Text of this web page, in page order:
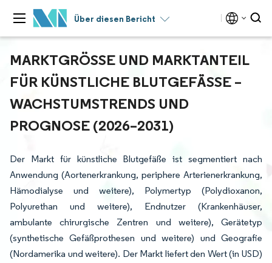
Über diesen Bericht
MARKTGRÖSSE UND MARKTANTEIL F
ÜR KÜNSTLICHE BLUTGEFÄSSE – WA
CHSTUMSTRENDS UND PR
OGNOSE (2026–2031)
Der Markt für künstliche Blutgefäße ist segmentiert nach
Anwendung (Aortenerkrankung, periphere Arterienerkrankung,
Hämodialyse und weitere), Polymertyp (Polydioxanon,
Polyurethan und weitere), Endnutzer (Krankenhäuser,
ambulante chirurgische Zentren und weitere), Gerätetyp
(synthetische Gefäßprothesen und weitere) und Geografie
(Nordamerika und weitere). Der Markt liefert den Wert (in USD)